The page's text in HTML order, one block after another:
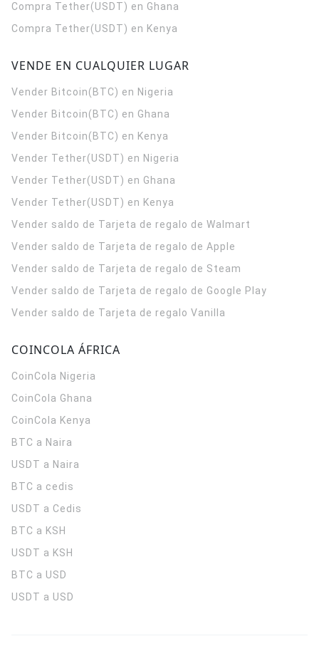
Compra Tether(USDT) en Ghana
Compra Tether(USDT) en Kenya
VENDE EN CUALQUIER LUGAR
Vender Bitcoin(BTC) en Nigeria
Vender Bitcoin(BTC) en Ghana
Vender Bitcoin(BTC) en Kenya
Vender Tether(USDT) en Nigeria
Vender Tether(USDT) en Ghana
Vender Tether(USDT) en Kenya
Vender saldo de Tarjeta de regalo de Walmart
Vender saldo de Tarjeta de regalo de Apple
Vender saldo de Tarjeta de regalo de Steam
Vender saldo de Tarjeta de regalo de Google Play
Vender saldo de Tarjeta de regalo Vanilla
COINCOLA ÁFRICA
CoinCola Nigeria
CoinCola Ghana
CoinCola Kenya
BTC a Naira
USDT a Naira
BTC a cedis
USDT a Cedis
BTC a KSH
USDT a KSH
BTC a USD
USDT a USD